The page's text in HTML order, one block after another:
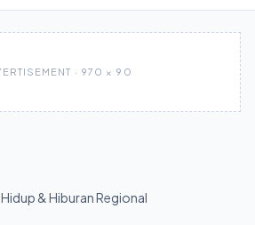
· 970 × 90
& Hiburan Regional